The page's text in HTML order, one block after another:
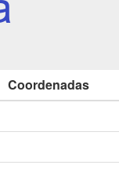
Coordenadas